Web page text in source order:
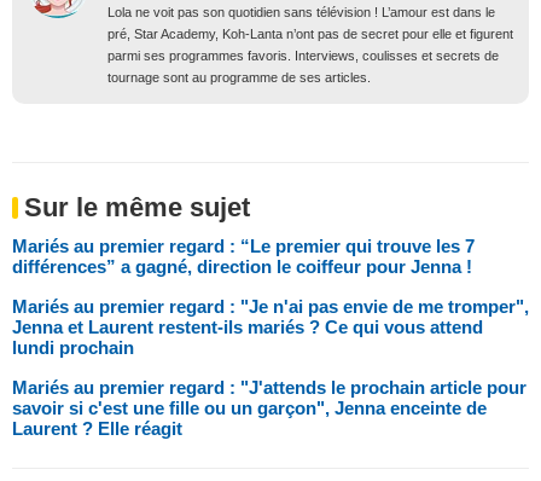
Lola ne voit pas son quotidien sans télévision ! L’amour est dans le
pré, Star Academy, Koh-Lanta n’ont pas de secret pour elle et figurent
parmi ses programmes favoris. Interviews, coulisses et secrets de
tournage sont au programme de ses articles.
Sur le même sujet
Mariés au premier regard : “Le premier qui trouve les 7
différences” a gagné, direction le coiffeur pour Jenna !
Mariés au premier regard : "Je n'ai pas envie de me tromper",
Jenna et Laurent restent-ils mariés ? Ce qui vous attend
lundi prochain
Mariés au premier regard : "J'attends le prochain article pour
savoir si c'est une fille ou un garçon", Jenna enceinte de
Laurent ? Elle réagit